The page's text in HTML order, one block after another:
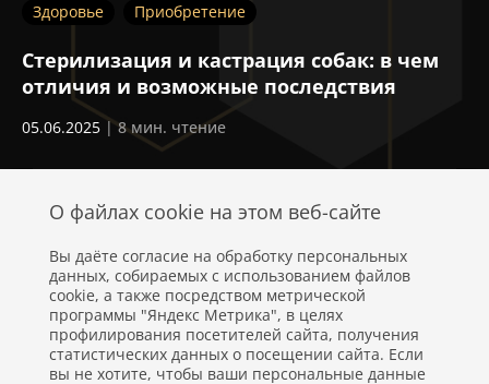
Здоровье Приобретение
Стерилизация и кастрация собак: в чем
отличия и возможные последствия
05.06.2025 | 8 мин. чтение
Политика конфиденциальности
О файлах cookie на этом веб-сайте
Вы даёте согласие на обработку персональных
данных, собираемых с использованием файлов
cookie, а также посредством метрической
программы "Яндекс Метрика", в целях
профилирования посетителей сайта, получения
статистических данных о посещении сайта. Если
вы не хотите, чтобы ваши персональные данные